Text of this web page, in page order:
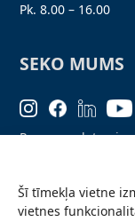
Šī tīmekļa vietne
vietnes
Pk. 8.00 – 16.00
SEKO MUMS
Personas datu
Ziņo par problēmu